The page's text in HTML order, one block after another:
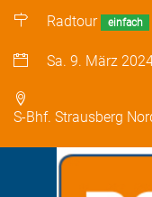
Radtour einfach
Sa. 9. März
S-Bhf. Strausberg